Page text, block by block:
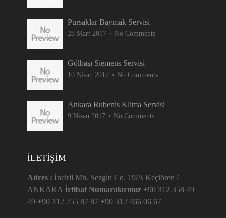
Pursaklar Baymak Servisi
28 Mart 2017 No Comments
Gölbaşı Siemens Servisi
10 Nisan 2017 No Comments
Ankara Rubenis Klima Servisi
9 Nisan 2017 No Comments
İLETIŞIM
Adres : İncirli Mh. Sezgin Cd. 19/A Keçiören /
ANKARA İrtibat Numaralarımız+90 312 358 49
49 +90 312 255 87 87 +90 312 466 06 67